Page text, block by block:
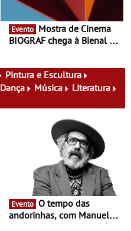
Evento
BIOGRAF chega à Bienal de
fílmico e práticas artísticas
Pintura e Escultura
Dança Música
Literatura
Evento
andorinhas, com Manuel